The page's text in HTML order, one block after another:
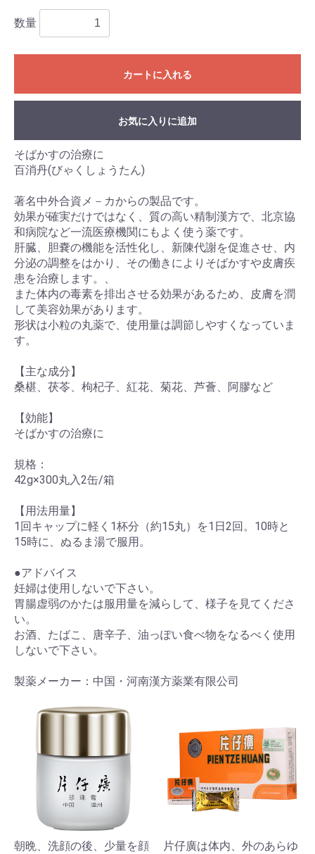
数量
カートに入れる
お気に入りに追加
そばかすの治療に
百消丹(びゃくしょうたん)
著名中外合資メ－カからの製品です。
効果が確実だけではなく、質の高い精制漢方で、北京協
和病院など一流医療機関にもよく使う薬です。
肝臓、胆嚢の機能を活性化し、新陳代謝を促進させ、内
分泌の調整をはかり、その働きによりそばかすや皮膚疾
患を治療します。、
また体内の毒素を排出させる効果があるため、皮膚を潤
して美容効果があります。
形状は小粒の丸薬で、使用量は調節しやすくなっていま
す。
【主な成分】
桑椹、茯苓、枸杞子、紅花、菊花、芦薈、阿膠など
【効能】
そばかすの治療に
規格：
42g×300丸入2缶/箱
【用法用量】
1回キャップに軽く1杯分（約15丸）を1日2回。10時と
15時に、ぬるま湯で服用。
●アドバイス
妊婦は使用しないで下さい。
胃腸虚弱のかたは服用量を減らして、様子を見てくださ
い。
お酒、たばこ、唐辛子、油っぽい食べ物をなるべく使用
しないで下さい。
製薬メーカー：中国・河南漢方薬業有限公司
朝晩、洗顔の後、少量を顔
片仔廣は体内、外のあらゆ